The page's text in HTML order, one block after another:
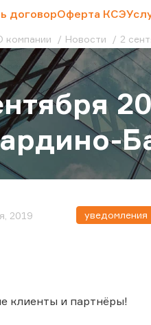
договорОферта КСЭ
компании Новости 2
2019 уведомления
клиенты и партнёры!